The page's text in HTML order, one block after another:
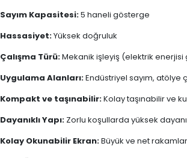
Sayım Kapasitesi:5 haneli gösterge
Hassasiyet:Yüksek doğruluk
Çalışma Türü:Mekanik işleyiş (elektrik enerjisi
Uygulama Alanları:Endüstriyel sayım, atölye
Kompakt ve taşınabilir:Kolay taşınabilir ve
Dayanıklı Yapı: Zorlu koşullarda yüksek
Kolay Okunabilir Ekran:Büyük ve net rakamlar